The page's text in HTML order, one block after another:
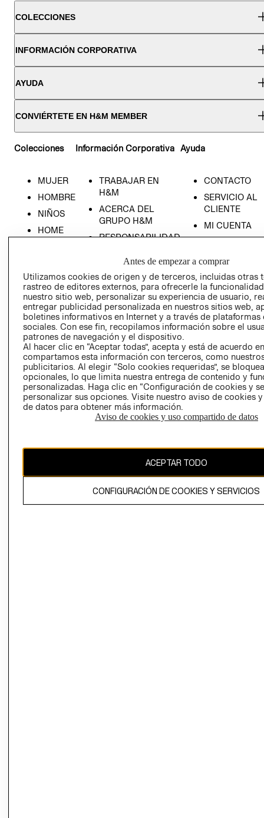
COLECCIONES
INFORMACIÓN CORPORATIVA
AYUDA
CONVIÉRTETE EN H&M MEMBER
Colecciones
MUJER
HOMBRE
NIÑOS
HOME
Información Corporativa
TRABAJAR EN
H&M
ACERCA DEL
GRUPO H&M
RESPONSABILIDAD
PRENSA
RELACIÓN CON
INVERSIONISTAS
POLÍTICA
EMPRESARIAL
Ayuda
CONTACTO
SERVICIO AL
CLIENTE
MI CUENTA
- RETIRO EN
TIENDA
TÉRMINOS Y
CONDICIONES
PRIVACIDAD
GIFT CARD
AVISO DE
COOKIES
Chile ($)
Antes de empezar a comprar
Utilizamos cookies de origen y de terceros, incluidas otras
rastreo de editores externos, para ofrecerle la
nuestro sitio web, personalizar su experiencia de usuario,
entregar publicidad personalizada en nuestros sitios web,
boletines informativos en Internet y a través de plataformas
sociales. Con ese fin, recopilamos información sobre el
patrones de navegación y el dispositivo.
Al hacer clic en “Aceptar todas”, acepta y está de acuerdo
compartamos esta información con terceros, como
publicitarios. Al elegir “Solo cookies requeridas”, se
opcionales, lo que limita nuestra entrega de contenido y
personalizadas. Haga clic en “Configuración de cookies y
personalizar sus opciones. Visite nuestro aviso de cookies
de datos para obtener más información.
Aviso de cookies y uso compartido de datos
ACEPTAR TODO
CONFIGURACIÓN DE COOKIES Y SERVICIOS